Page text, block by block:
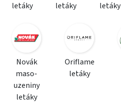
letáky
letáky
letáky
Novák
maso-
uzeniny
letáky
Oriflame
letáky